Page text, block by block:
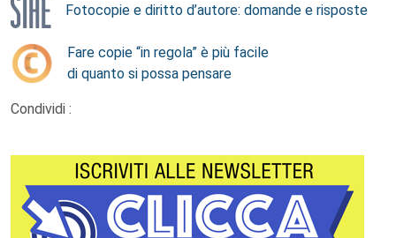
Fotocopie e diritto d’autore: domande e risposte
Fare copie “in regola” è più facile
di quanto si possa pensare
Condividi :